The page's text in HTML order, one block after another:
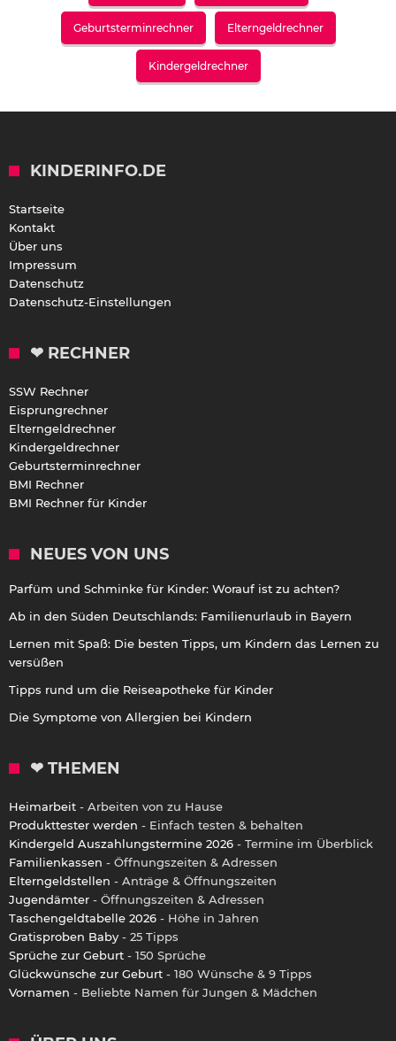
Geburtsterminrechner Elterngeldrechner
Kindergeldrechner
KINDERINFO.DE
Startseite
Kontakt
Über uns
Impressum
Datenschutz
Datenschutz-Einstellungen
❤ RECHNER
SSW Rechner
Eisprungrechner
Elterngeldrechner
Kindergeldrechner
Geburtsterminrechner
BMI Rechner
BMI Rechner für Kinder
NEUES VON UNS
Parfüm und Schminke für Kinder: Worauf ist zu achten?
Ab in den Süden Deutschlands: Familienurlaub in Bayern
Lernen mit Spaß: Die besten Tipps, um Kindern das Lernen zu
versüßen
Tipps rund um die Reiseapotheke für Kinder
Die Symptome von Allergien bei Kindern
❤ THEMEN
Heimarbeit - Arbeiten von zu Hause
Produkttester werden - Einfach testen & behalten
Kindergeld Auszahlungstermine 2026 - Termine im Überblick
Familienkassen - Öffnungszeiten & Adressen
Elterngeldstellen - Anträge & Öffnungszeiten
Jugendämter - Öffnungszeiten & Adressen
Taschengeldtabelle 2026 - Höhe in Jahren
Gratisproben Baby - 25 Tipps
Sprüche zur Geburt - 150 Sprüche
Glückwünsche zur Geburt - 180 Wünsche & 9 Tipps
Vornamen - Beliebte Namen für Jungen & Mädchen